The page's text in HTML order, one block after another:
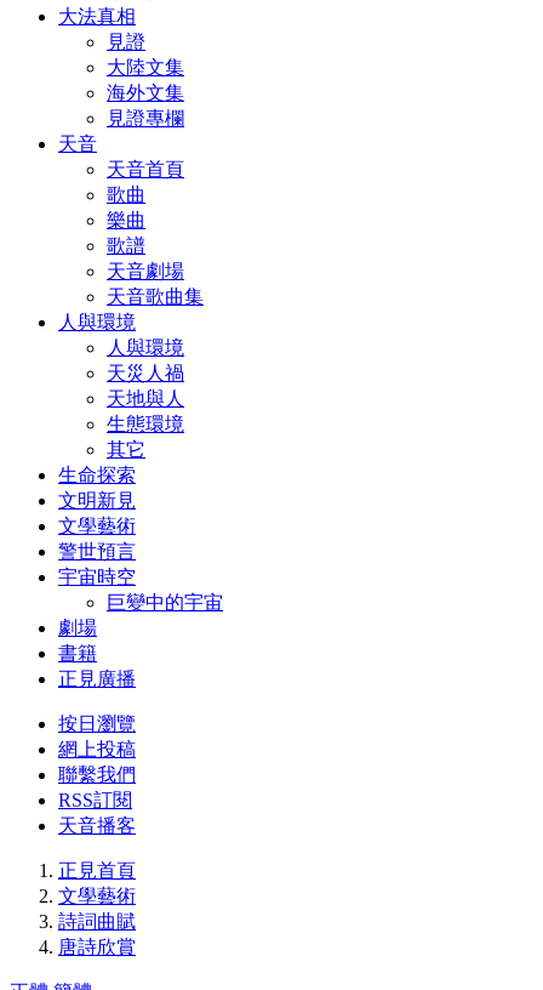
大法真相
見證
大陸文集
海外文集
見證專欄
天音
天音首頁
歌曲
樂曲
歌譜
天音劇場
天音歌曲集
人與環境
人與環境
天災人禍
天地與人
生態環境
其它
生命探索
文明新見
文學藝術
警世預言
宇宙時空
巨變中的宇宙
劇場
書籍
正見廣播
按日瀏覽
網上投稿
聯繫我們
RSS訂閱
天音播客
正見首頁
文學藝術
詩詞曲賦
唐詩欣賞